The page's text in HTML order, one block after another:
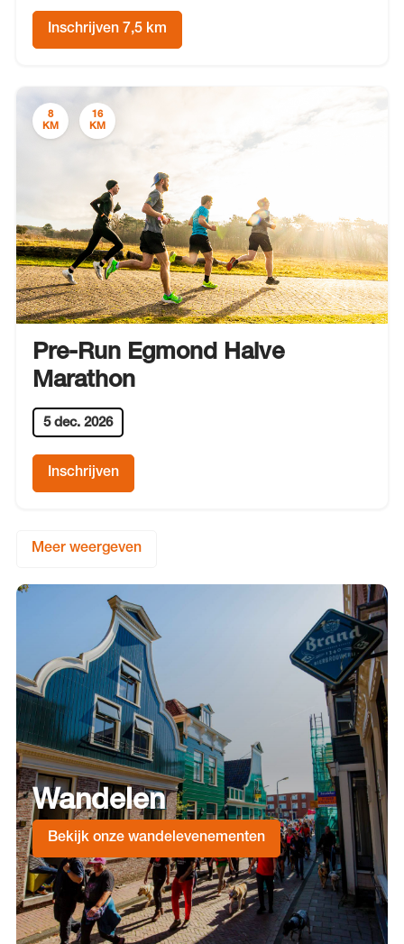
Inschrijven 7,5 km
8
KM
16
KM
Pre-Run Egmond Halve
Marathon
5 dec. 2026
Inschrijven
Meer weergeven
Wandelen
Bekijk onze wandelevenementen